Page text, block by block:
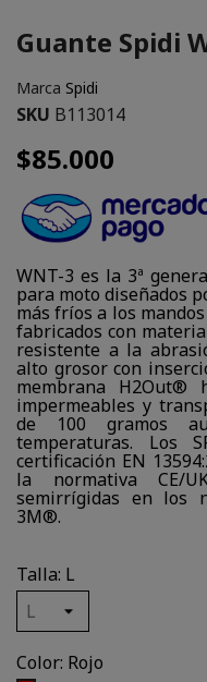
Guante Spidi
Marca Spidi
SKU B113014
$85.000
WNT-3 es la 3ª
para moto diseñados
más fríos a los
fabricados con
resistente a la
alto grosor con
membrana H2Out®
impermeables y
de 100 gramos
temperaturas. Los
certificación EN
la normativa CE/
semirrígidas en los
3M®.
Talla: L
Color: Rojo